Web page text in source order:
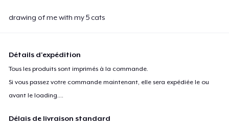
drawing of me with my 5 cats
Détails d'expédition
Tous les produits sont imprimés à la commande.
Si vous passez votre commande maintenant, elle sera expédiée le ou
avant leloading....
Délais de livraison standard